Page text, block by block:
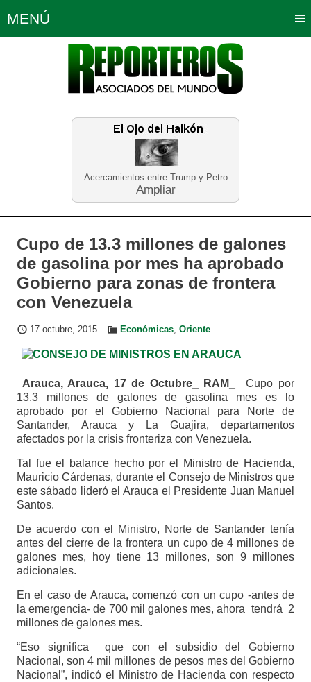
Acercamientos entre Trump y Petro
Ampliar
MENÚ
Política Opinión Bogotá
Planeta Tierra Deportes
Educación Neira
Cupo de 13.3 millones de galones
de gasolina por mes ha aprobado
Gobierno para zonas de frontera
con Venezuela
17 octubre, 2015 Económicas, Oriente
Arauca, Arauca, 17 de Octubre_ RAM_
Cupo por
13.3 millones de galones de gasolina mes es lo
aprobado por el Gobierno Nacional para Norte de
Santander, Arauca y La Guajira, departamentos
afectados por la crisis fronteriza con Venezuela.
Tal fue el balance hecho por el Ministro de Hacienda,
Mauricio Cárdenas, durante el Consejo de Ministros que
este sábado lideró el Arauca el Presidente Juan Manuel
Santos.
De acuerdo con el Ministro, Norte de Santander tenía
antes del cierre de la frontera un cupo de 4 millones de
galones mes, hoy tiene 13 millones, son 9 millones
adicionales.
En el caso de Arauca, comenzó con un cupo -antes de
la emergencia- de 700 mil galones mes, ahora tendrá 2
millones de galones mes.
“Eso significa que con el subsidio del Gobierno
Nacional, son 4 mil millones de pesos mes del Gobierno
Nacional”, indicó el Ministro de Hacienda con respecto